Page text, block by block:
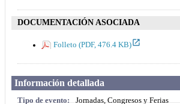
DOCUMENTACIÓN ASOCIADA
Folleto (PDF, 476.4 KB)
Información detallada
Tipo de evento:
Jornadas, Congresos y Ferias